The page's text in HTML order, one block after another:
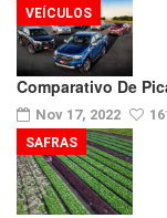
Comparativo De
Nov 17, 2022
VEÍCULOS
SAFRAS